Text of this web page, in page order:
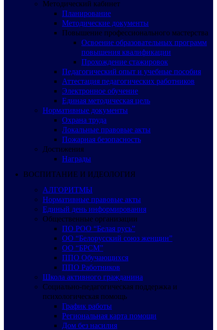
Методический кабинет
Планирование
Методические документы
Повышение профессионального мастерства
Освоение образовательных программ
повышения квалификации
Прохождение стажировок
Педагогический опыт и учебные пособия
Аттестация педагогических работников
Электронное обучение
Единая методическая цель
Нормативные документы
Охрана труда
Локальные правовые акты
Пожарная безопасность
Достижения
Награды
ВОСПИТАНИЕ И ИДЕОЛОГИЯ
АЛГОРИТМЫ
Нормативные правовые акты
Единый день информирования
Общественные организации
ПО РОО “Белая русь”
ОО “Белорусский союз женщин”
ОО “БРСМ”
ППО Обучающихся
ППО Работников
Школа активного гражданина
Социально-педагогическая поддержка и
психологическая помощь
График работы
Региональная карта помощи
Дом без насилия